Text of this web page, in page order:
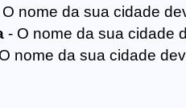
O nome da sua cidade
- O nome da sua cidade
nome da sua cidade